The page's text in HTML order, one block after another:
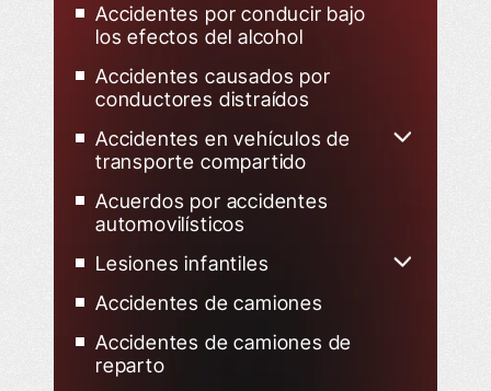
Accidentes por conducir bajo
los efectos del alcohol
Accidentes causados por
conductores distraídos
Accidentes en vehículos de
transporte compartido
Accidentes de Lyft
Acuerdos por accidentes
automovilísticos
Lesiones infantiles
tráfico
Accidentes de camiones
Accidentes de camiones de
reparto